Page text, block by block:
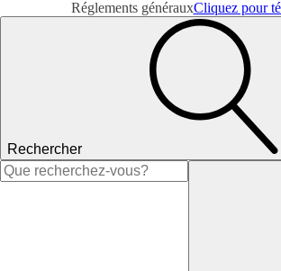
Réglements générauxCliquez pour
Rechercher
Rechercher :